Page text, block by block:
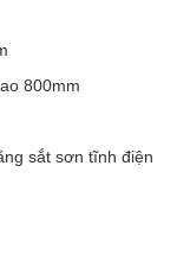
800mm
sắt sơn tĩnh điện